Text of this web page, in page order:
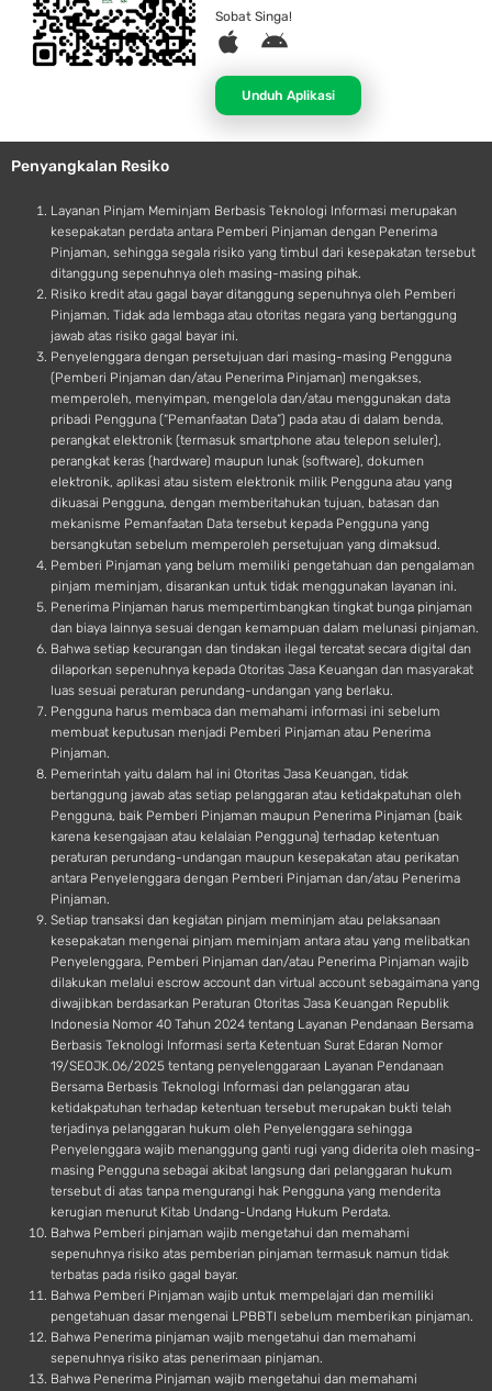
Sobat Singa!
A
p
l
e
A
d
r
o
d
Unduh Aplikasi
Penyangkalan Resiko
Layanan Pinjam Meminjam Berbasis Teknologi Informasi merupakan
kesepakatan perdata antara Pemberi Pinjaman dengan Penerima
Pinjaman, sehingga segala risiko yang timbul dari kesepakatan tersebut
ditanggung sepenuhnya oleh masing-masing pihak.
Risiko kredit atau gagal bayar ditanggung sepenuhnya oleh Pemberi
Pinjaman. Tidak ada lembaga atau otoritas negara yang bertanggung
jawab atas risiko gagal bayar ini.
Penyelenggara dengan persetujuan dari masing-masing Pengguna
(Pemberi Pinjaman dan/atau Penerima Pinjaman) mengakses,
memperoleh, menyimpan, mengelola dan/atau menggunakan data
pribadi Pengguna (“Pemanfaatan Data”) pada atau di dalam benda,
perangkat elektronik (termasuk smartphone atau telepon seluler),
perangkat keras (hardware) maupun lunak (software), dokumen
elektronik, aplikasi atau sistem elektronik milik Pengguna atau yang
dikuasai Pengguna, dengan memberitahukan tujuan, batasan dan
mekanisme Pemanfaatan Data tersebut kepada Pengguna yang
bersangkutan sebelum memperoleh persetujuan yang dimaksud.
Pemberi Pinjaman yang belum memiliki pengetahuan dan pengalaman
pinjam meminjam, disarankan untuk tidak menggunakan layanan ini.
Penerima Pinjaman harus mempertimbangkan tingkat bunga pinjaman
dan biaya lainnya sesuai dengan kemampuan dalam melunasi pinjaman.
Bahwa setiap kecurangan dan tindakan ilegal tercatat secara digital dan
dilaporkan sepenuhnya kepada Otoritas Jasa Keuangan dan masyarakat
luas sesuai peraturan perundang-undangan yang berlaku.
Pengguna harus membaca dan memahami informasi ini sebelum
membuat keputusan menjadi Pemberi Pinjaman atau Penerima
Pinjaman.
Pemerintah yaitu dalam hal ini Otoritas Jasa Keuangan, tidak
bertanggung jawab atas setiap pelanggaran atau ketidakpatuhan oleh
Pengguna, baik Pemberi Pinjaman maupun Penerima Pinjaman (baik
karena kesengajaan atau kelalaian Pengguna) terhadap ketentuan
peraturan perundang-undangan maupun kesepakatan atau perikatan
antara Penyelenggara dengan Pemberi Pinjaman dan/atau Penerima
Pinjaman.
Setiap transaksi dan kegiatan pinjam meminjam atau pelaksanaan
kesepakatan mengenai pinjam meminjam antara atau yang melibatkan
Penyelenggara, Pemberi Pinjaman dan/atau Penerima Pinjaman wajib
dilakukan melalui escrow account dan virtual account sebagaimana yang
diwajibkan berdasarkan Peraturan Otoritas Jasa Keuangan Republik
Indonesia Nomor 40 Tahun 2024 tentang Layanan Pendanaan Bersama
Berbasis Teknologi Informasi serta Ketentuan Surat Edaran Nomor
19/SEOJK.06/2025 tentang penyelenggaraan Layanan Pendanaan
Bersama Berbasis Teknologi Informasi dan pelanggaran atau
ketidakpatuhan terhadap ketentuan tersebut merupakan bukti telah
terjadinya pelanggaran hukum oleh Penyelenggara sehingga
Penyelenggara wajib menanggung ganti rugi yang diderita oleh masing-
masing Pengguna sebagai akibat langsung dari pelanggaran hukum
tersebut di atas tanpa mengurangi hak Pengguna yang menderita
kerugian menurut Kitab Undang-Undang Hukum Perdata.
Bahwa Pemberi pinjaman wajib mengetahui dan memahami
sepenuhnya risiko atas pemberian pinjaman termasuk namun tidak
terbatas pada risiko gagal bayar.
Bahwa Pemberi Pinjaman wajib untuk mempelajari dan memiliki
pengetahuan dasar mengenai LPBBTI sebelum memberikan pinjaman.
Bahwa Penerima pinjaman wajib mengetahui dan memahami
sepenuhnya risiko atas penerimaan pinjaman.
Bahwa Penerima Pinjaman wajib mengetahui dan memahami